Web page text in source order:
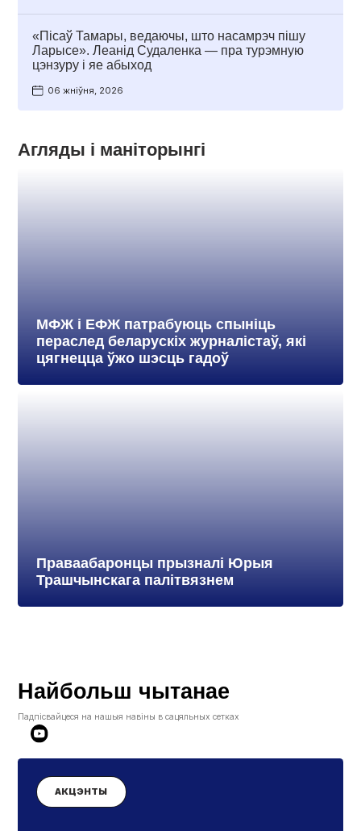
«Пісаў Тамары, ведаючы, што насамрэч пішу
Ларысе». Леанід Судаленка — пра турэмную
цэнзуру і яе абыход
06 жніўня, 2026
Агляды і маніторынгі
МФЖ і ЕФЖ патрабуюць спыніць
пераслед беларускіх журналістаў, які
цягнецца ўжо шэсць гадоў
Праваабаронцы прызналі Юрыя
Трашчынскага палітвязнем
Найбольш чытанае
Падпісвайцеся на нашыя навіны в сацяльных сетках
АКЦЭНТЫ